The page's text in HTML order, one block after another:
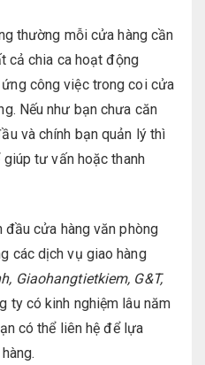
thường mỗi cửa hàng cần
cả chia ca hoạt động
công việc trong coi cửa
Nếu như bạn chưa căn
và chính bạn quản lý thì
tư vấn hoặc thanh
đầu cửa hàng văn phòng
các dịch vụ giao hàng
Giaohangtietkiem, G&T,
ty có kinh nghiệm lâu năm
có thể liên hệ để lựa